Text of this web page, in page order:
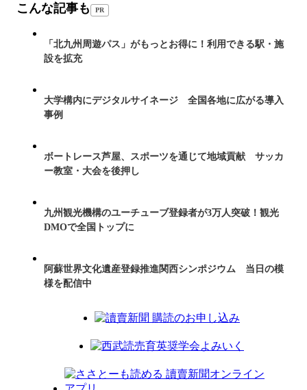
こんな記事も PR
「北九州周遊パス」がもっとお得に！利用できる駅・施
設を拡充
大学構内にデジタルサイネージ 全国各地に広がる導入
事例
ボートレース芦屋、スポーツを通じて地域貢献 サッカ
ー教室・大会を後押し
九州観光機構のユーチューブ登録者が3万人突破！観光
DMOで全国トップに
阿蘇世界文化遺産登録推進関西シンポジウム 当日の模
様を配信中